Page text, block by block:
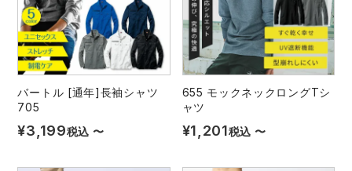
バートル [通年]長袖シャツ
705
¥3,199税込 〜
655 モックネックロングTシ
ャツ
¥1,201税込 〜